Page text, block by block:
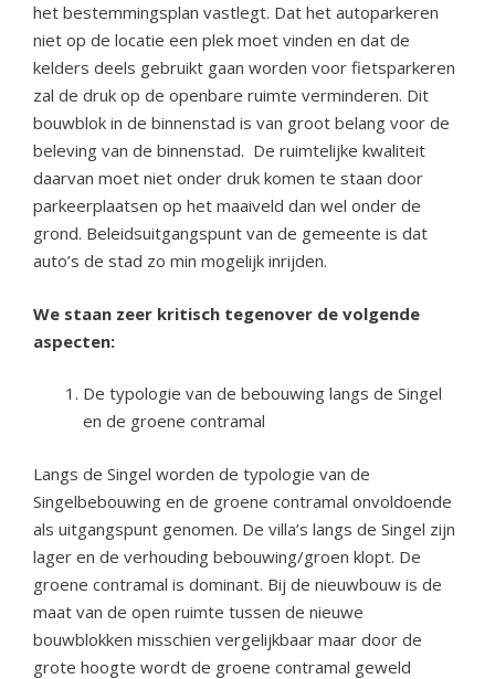
het bestemmingsplan vastlegt. Dat het autoparkeren
niet op de locatie een plek moet vinden en dat de
kelders deels gebruikt gaan worden voor fietsparkeren
zal de druk op de openbare ruimte verminderen. Dit
bouwblok in de binnenstad is van groot belang voor de
beleving van de binnenstad. De ruimtelijke kwaliteit
daarvan moet niet onder druk komen te staan door
parkeerplaatsen op het maaiveld dan wel onder de
grond. Beleidsuitgangspunt van de gemeente is dat
auto’s de stad zo min mogelijk inrijden.
We staan zeer kritisch tegenover de volgende
aspecten:
De typologie van de bebouwing langs de Singel
en de groene contramal
Langs de Singel worden de typologie van de
Singelbebouwing en de groene contramal onvoldoende
als uitgangspunt genomen. De villa’s langs de Singel zijn
lager en de verhouding bebouwing/groen klopt. De
groene contramal is dominant. Bij de nieuwbouw is de
maat van de open ruimte tussen de nieuwe
bouwblokken misschien vergelijkbaar maar door de
grote hoogte wordt de groene contramal geweld